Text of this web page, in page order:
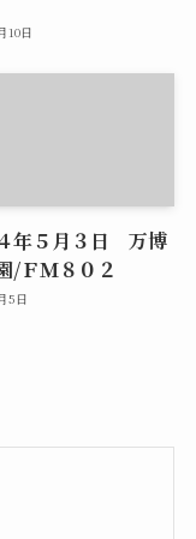
10日
年５月３日 万博
/ＦＭ８０２
5日